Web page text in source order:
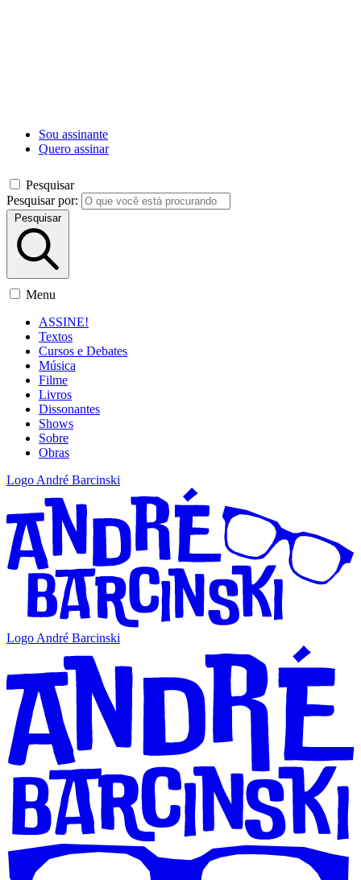
Sou assinante
Quero assinar
Pesquisar
Pesquisar por:
Pesquisar
Menu
ASSINE!
Textos
Cursos e Debates
Música
Filme
Livros
Dissonantes
Shows
Sobre
Obras
Logo André Barcinski
Logo André Barcinski